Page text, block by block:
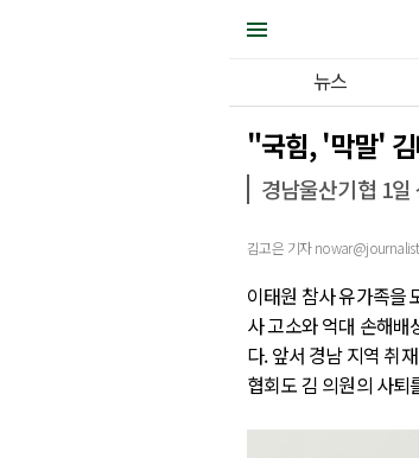
뉴스
"국힘, '막말'
경남울산기협 1
김고은 기자
이태원 참사 유가족을
사 고소와 억대 손해배
다. 앞서 경남 지역 취
협회도 김 의원의 사퇴